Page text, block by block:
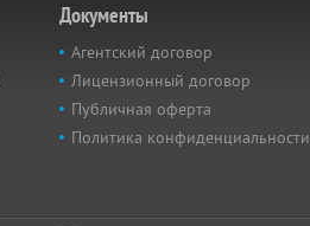
Документы
Агентский договор
Лицензионный договор
Публичная оферта
Политика конфиденциальности